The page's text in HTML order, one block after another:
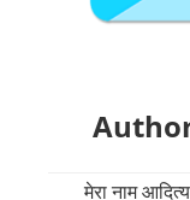
मेरा नाम